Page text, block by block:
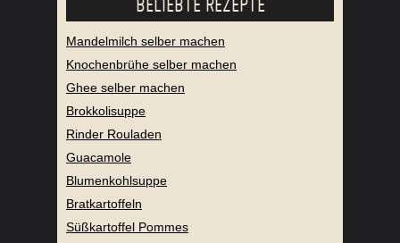
Mandelmilch selber machen
Knochenbrühe selber machen
Ghee selber machen
Brokkolisuppe
Rinder Rouladen
Guacamole
Blumenkohlsuppe
Bratkartoffeln
Süßkartoffel Pommes